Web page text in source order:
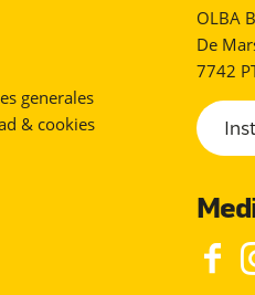
generales
& cookies
OLBA
De
7742